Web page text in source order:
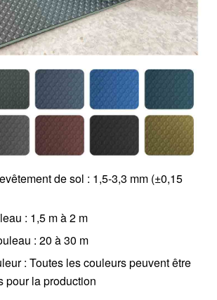
de sol : 1,5-3,3 mm (±0,15
: 1,5 m à 2 m
: 20 à 30 m
: Toutes les couleurs peuvent être
pour la production